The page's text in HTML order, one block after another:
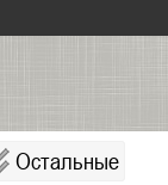
Остальные